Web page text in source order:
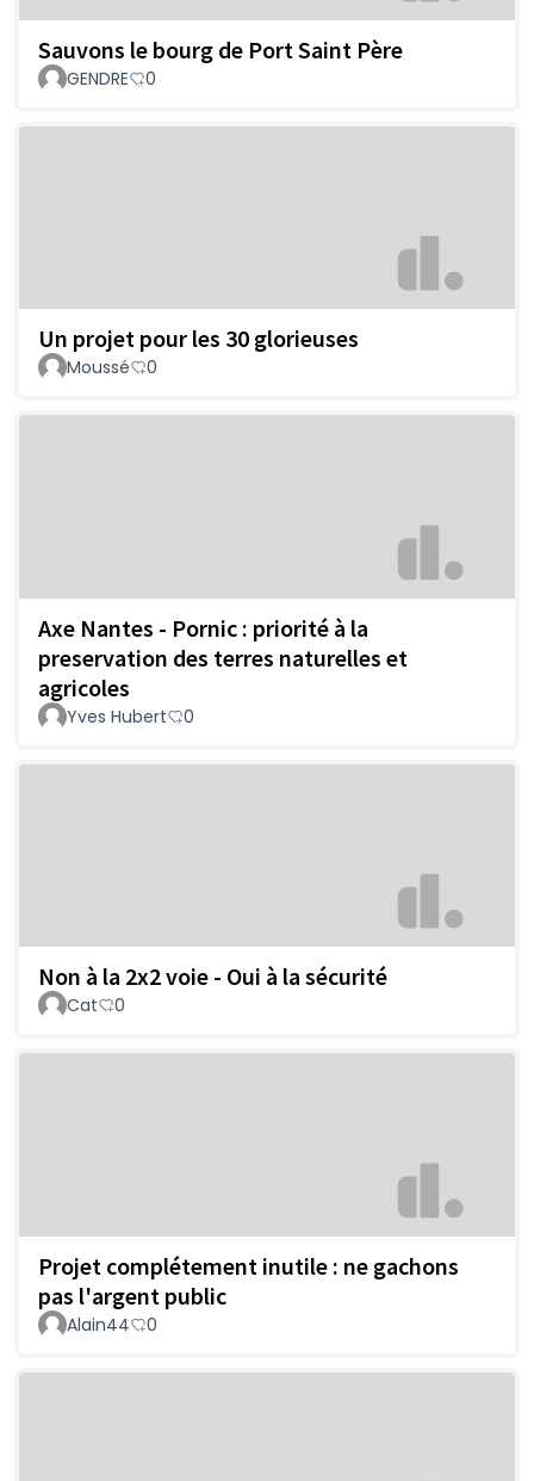
Sauvons le bourg de Port Saint Père
GENDRE 0
Un projet pour les 30 glorieuses
Moussé 0
Axe Nantes - Pornic : priorité à la
preservation des terres naturelles et
agricoles
Yves Hubert 0
Non à la 2x2 voie - Oui à la sécurité
Cat 0
Projet complétement inutile : ne gachons
pas l'argent public
Alain44 0